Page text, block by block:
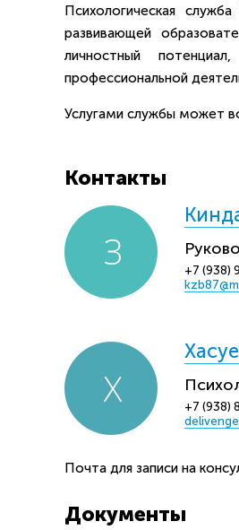
Психологическая
развивающей
личностный
профессиональной
Услугами службы может
Контакты
+7 (938)
+7 (938)
Почта для записи на
Документы